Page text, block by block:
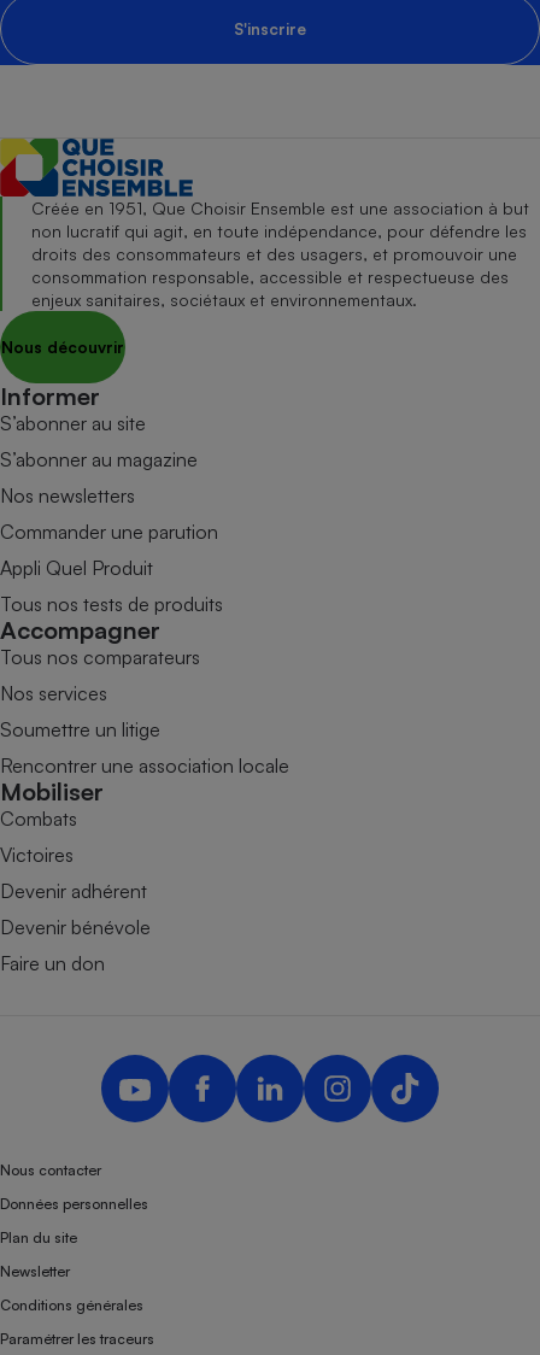
S'inscrire
Créée en 1951, Que Choisir Ensemble est une association à but
non lucratif qui agit, en toute indépendance, pour défendre les
droits des consommateurs et des usagers, et promouvoir une
consommation responsable, accessible et respectueuse des
enjeux sanitaires, sociétaux et environnementaux.
Nous découvrir
Informer
S’abonner au site
S’abonner au magazine
Nos newsletters
Commander une parution
Appli Quel Produit
Tous nos tests de produits
Accompagner
Tous nos comparateurs
Nos services
Soumettre un litige
Rencontrer une association locale
Mobiliser
Combats
Victoires
Devenir adhérent
Devenir bénévole
Faire un don
Nous contacter
Données personnelles
Plan du site
Newsletter
Conditions générales
Paramétrer les traceurs